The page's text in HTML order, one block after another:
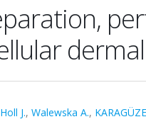
Holl J., Walewska A.,